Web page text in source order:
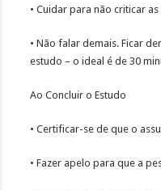
• Cuidar para não criticar
• Não falar demais. Ficar
estudo – o ideal é de 30
Ao Concluir o Estudo
• Certificar-se de que o
• Fazer apelo para que a